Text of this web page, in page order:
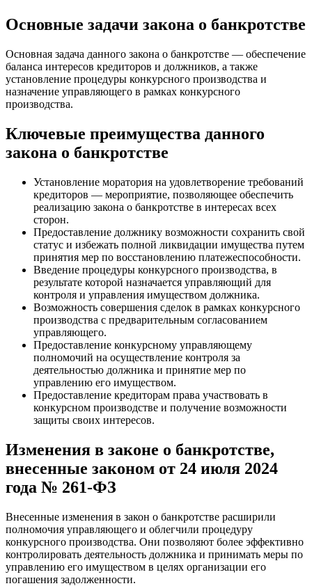
Основные задачи закона о банкротстве
Основная задача данного закона о банкротстве — обеспечение
баланса интересов кредиторов и должников, а также
установление процедуры конкурсного производства и
назначение управляющего в рамках конкурсного
производства.
Ключевые преимущества данного
закона о банкротстве
Установление моратория на удовлетворение требований
кредиторов — мероприятие, позволяющее обеспечить
реализацию закона о банкротстве в интересах всех
сторон.
Предоставление должнику возможности сохранить свой
статус и избежать полной ликвидации имущества путем
принятия мер по восстановлению платежеспособности.
Введение процедуры конкурсного производства, в
результате которой назначается управляющий для
контроля и управления имуществом должника.
Возможность совершения сделок в рамках конкурсного
производства с предварительным согласованием
управляющего.
Предоставление конкурсному управляющему
полномочий на осуществление контроля за
деятельностью должника и принятие мер по
управлению его имуществом.
Предоставление кредиторам права участвовать в
конкурсном производстве и получение возможности
защиты своих интересов.
Изменения в законе о банкротстве,
внесенные законом от 24 июля 2024
года № 261-ФЗ
Внесенные изменения в закон о банкротстве расширили
полномочия управляющего и облегчили процедуру
конкурсного производства. Они позволяют более эффективно
контролировать деятельность должника и принимать меры по
управлению его имуществом в целях организации его
погашения задолженности.